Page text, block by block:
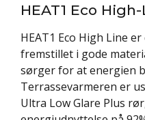
HEAT1 Eco
HEAT1 Eco High Line
fremstillet i gode
sørger for at energien
Terrassevarmeren er
Ultra Low Glare Plus